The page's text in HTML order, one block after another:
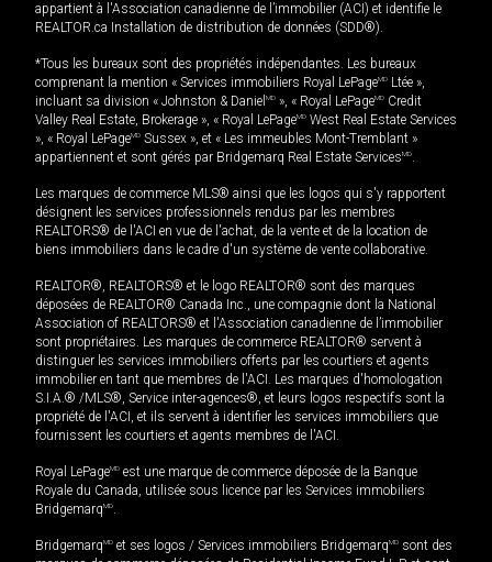
appartient à l'Association canadienne de l’immobilier (ACI) et identifie le
REALTOR.ca Installation de distribution de données (SDD®).
*Tous les bureaux sont des propriétés indépendantes. Les bureaux
comprenant la mention « Services immobiliers Royal LePageMD Ltée »,
incluant sa division « Johnston & Daniel MD », « Royal LePageMD Credit
Valley Real Estate, Brokerage », « Royal LePageMD West Real Estate Services
», « Royal LePageMD Sussex », et « Les immeubles Mont-Tremblant »
appartiennent et sont gérés par Bridgemarq Real Estate ServicesMD.
Les marques de commerce MLS® ainsi que les logos qui s'y rapportent
désignent les services professionnels rendus par les membres
REALTORS® de l'ACI en vue de l'achat, de la vente et de la location de
biens immobiliers dans le cadre d'un système de vente collaborative.
REALTOR®, REALTORS® et le logo REALTOR® sont des marques
déposées de REALTOR® Canada Inc., une compagnie dont la National
Association of REALTORS® et l'Association canadienne de l’immobilier
sont propriétaires. Les marques de commerce REALTOR® servent à
distinguer les services immobiliers offerts par les courtiers et agents
immobilier en tant que membres de l'ACI. Les marques d'homologation
S.I.A.® /MLS®, Service inter-agences®, et leurs logos respectifs sont la
propriété de l'ACI, et ils servent à identifier les services immobiliers que
fournissent les courtiers et agents membres de l'ACI.
Royal LePageMD est une marque de commerce déposée de la Banque
Royale du Canada, utilisée sous licence par les Services immobiliers
BridgemarqMD.
BridgemarqMD et ses logos / Services immobiliers BridgemarqMD sont des